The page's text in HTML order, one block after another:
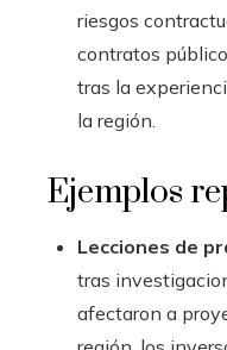
riesgos
contratos
tras la
la región.
Ejemplos
Lecciones de
tras
afectaron a